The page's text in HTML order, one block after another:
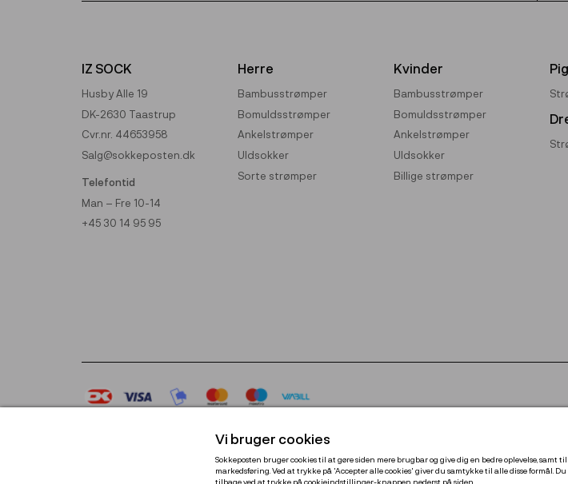
IZ SOCK
Husby Alle 19
DK-2630 Taastrup
Cvr.nr. 44653958
Salg@sokkeposten.dk
Telefontid
Man – Fre 10-14
+45 30 14 95 95
Herre
Bambusstrømper
Bomuldsstrømper
Ankelstrømper
Uldsokker
Sorte strømper
Kvinder
Bambusstrømper
Bomuldsstrømper
Ankelstrømper
Uldsokker
Billige strømper
Vi bruger cookies
Sokkeposten bruger cookies til at gøre siden mere brugbar og give dig en bedre oplevelse, samt
markedsføring. Ved at trykke på 'Accepter alle cookies' giver du samtykke til alle disse formål.
tilbage ved at trykke på cookieindstillinger-knappen nederst på siden.